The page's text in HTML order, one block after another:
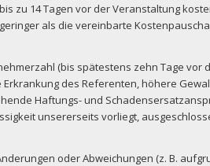
zu 14 Tagen vor der Veranstaltung
als die vereinbarte
(bis spätestens zehn Tage
des Referenten, höhere
Haftungs- und
unsererseits vorliegt,
oder Abweichungen (z. B.